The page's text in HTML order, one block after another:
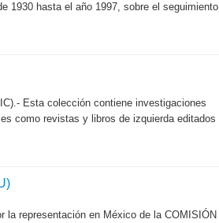
1930 hasta el año 1997, sobre el seguimiento
Esta colección contiene investigaciones
como revistas y libros de izquierda editados
representación en México de la COMISIÓN